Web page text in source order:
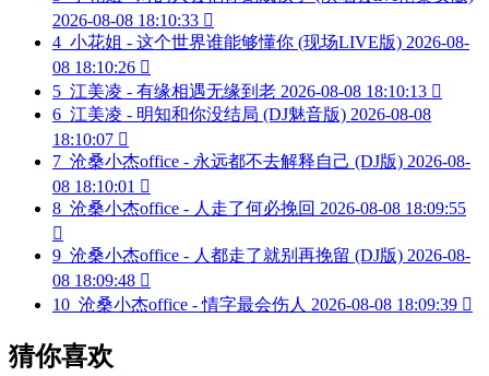
2026-08-08 18:10:33 
4 小花姐 - 这个世界谁能够懂你 (现场LIVE版) 2026-08-
08 18:10:26 
5 江美凌 - 有缘相遇无缘到老 2026-08-08 18:10:13 
6 江美凌 - 明知和你没结局 (DJ魅音版) 2026-08-08
18:10:07 
7 沧桑小杰office - 永远都不去解释自己 (DJ版) 2026-08-
08 18:10:01 
8 沧桑小杰office - 人走了何必挽回 2026-08-08 18:09:55

9 沧桑小杰office - 人都走了就别再挽留 (DJ版) 2026-08-
08 18:09:48 
10 沧桑小杰office - 情字最会伤人 2026-08-08 18:09:39 
猜你喜欢